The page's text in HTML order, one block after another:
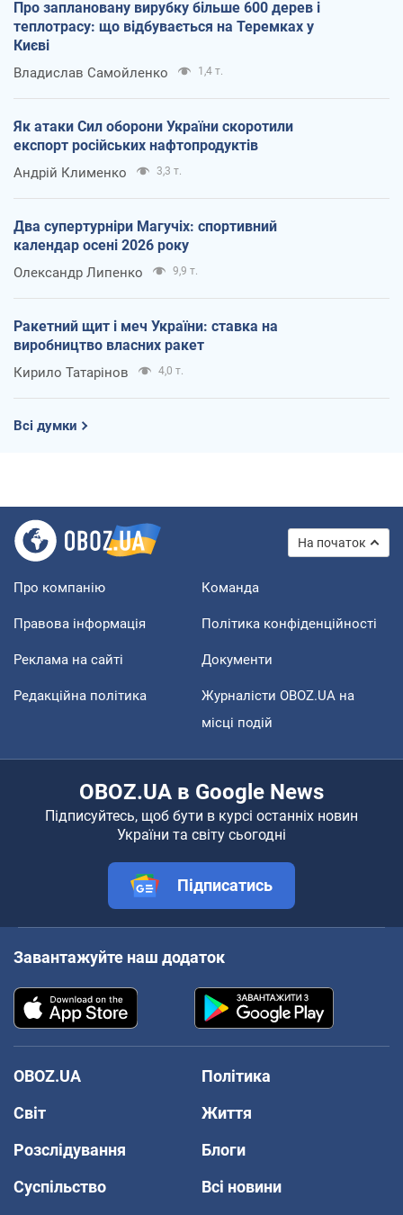
Про заплановану вирубку більше 600 дерев і
теплотрасу: що відбувається на Теремках у
Києві
Владислав Самойленко 1,4 т.
Як атаки Сил оборони України скоротили
експорт російських нафтопродуктів
Андрій Клименко 3,3 т.
Два супертурніри Магучіх: спортивний
календар осені 2026 року
Олександр Липенко 9,9 т.
Ракетний щит і меч України: ставка на
виробництво власних ракет
Кирило Татарінов 4,0 т.
Всі думки
На початок
Про компанію Команда
Правова інформація Політика конфіденційності
Реклама на сайті Документи
Редакційна політика
Журналісти OBOZ.UA на
місці подій
OBOZ.UA в Google News
Підписуйтесь, щоб бути в курсі останніх новин
України та світу сьогодні
Підписатись
Завантажуйте наш додаток
OBOZ.UA
Політика
Світ
Життя
Розслідування
Блоги
Суспільство
Всі новини